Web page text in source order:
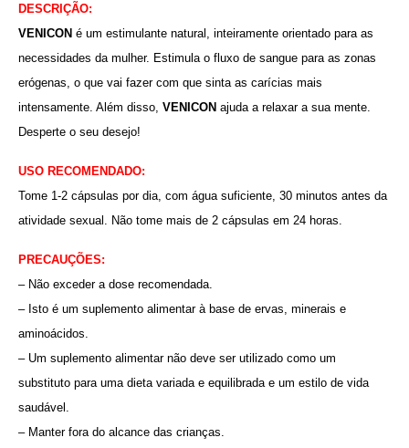
DESCRIÇÃO:
VENICON é um estimulante natural, inteiramente orientado para as
necessidades da mulher. Estimula o fluxo de sangue para as zonas
erógenas, o que vai fazer com que sinta as carícias mais
intensamente. Além disso, VENICON ajuda a relaxar a sua mente.
Desperte o seu desejo!
USO RECOMENDADO:
Tome 1-2 cápsulas por dia, com água suficiente, 30 minutos antes da
atividade sexual. Não tome mais de 2 cápsulas em 24 horas.
PRECAUÇÕES:
– Não exceder a dose recomendada.
– Isto é um suplemento alimentar à base de ervas, minerais e
aminoácidos.
– Um suplemento alimentar não deve ser utilizado como um
substituto para uma dieta variada e equilibrada e um estilo de vida
saudável.
– Manter fora do alcance das crianças.